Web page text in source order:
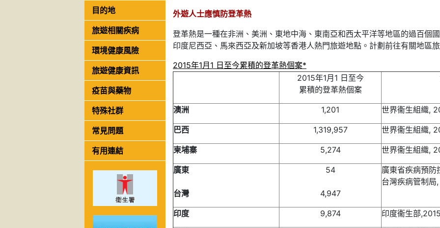
目的地
旅遊相關疾病
環境健康風險
旅遊健康資訊
疫苗與藥物
特殊社群
常見問題
有用連結
外遊人士應慎防登革熱
登革熱是一種在非洲、美洲、東地中海、東南亞和西太平洋等地區的過百個
印度尼西亞、馬來西亞及新加坡等香港人熱門旅遊地點。計劃前往有關地區
2015年1月1 日至今累積的登革熱個案*
2015年1月1 日至今
累積的登革熱個案
澳洲 1,201 世界衞生組織,
巴西 1,319,957 世界衞生組織,
柬埔寨 5,274 世界衞生組織,
廣東
台灣
54
4,947
廣東省疾病預防
台灣疾病管制局
印度 9,874 印度衞生部